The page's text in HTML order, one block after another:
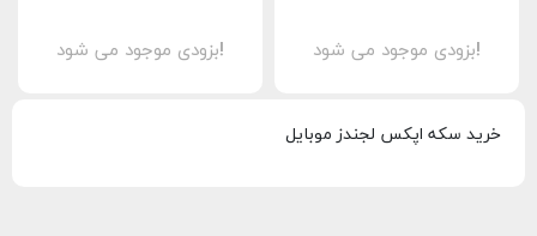
بزودی موجود می شود! بزودی موجود می شود!
خرید سکه اپکس لجندز موبایل